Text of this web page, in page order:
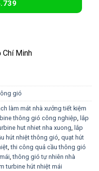
Chí Minh
gió
làm mát nhà xưởng tiết kiệm
thông gió công nghiệp, lắp
hut nhiet nha xuong, lắp
hút nhiệt thông gió, quạt hút
,thi công quả cầu thông gió
,thông gió tự nhiên nhà
turbine hút nhiệt mái